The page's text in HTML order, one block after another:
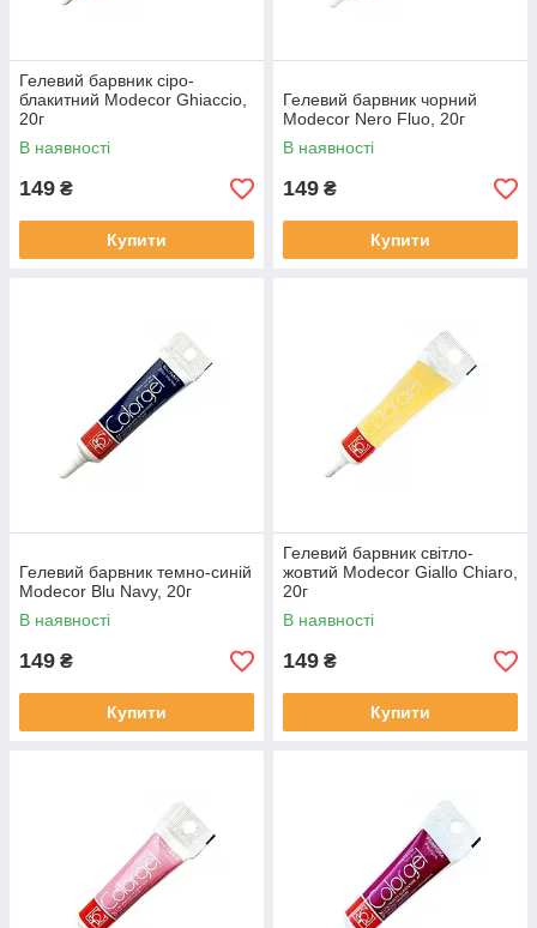
Гелевий барвник сіро-
блакитний Modecor Ghiaccio,
20г
В наявності
149 ₴
Купити
Гелевий барвник чорний
Modecor Nero Fluo, 20г
В наявності
149 ₴
Купити
Гелевий барвник темно-синій
Modecor Blu Navy, 20г
В наявності
149 ₴
Купити
Гелевий барвник світло-
жовтий Modecor Giallo Chiaro,
20г
В наявності
149 ₴
Купити